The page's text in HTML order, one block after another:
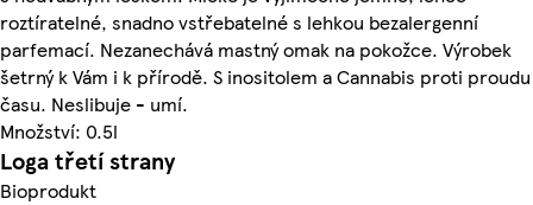
roztíratelné, snadno vstřebatelné s lehkou bezalergenní
parfemací. Nezanechává mastný omak na pokožce. Výrobek
šetrný k Vám i k přírodě. S inositolem a Cannabis proti proudu
času. Neslibuje - umí.
Množství: 0.5l
Loga třetí strany
Bioprodukt